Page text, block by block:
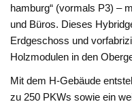
hamburg“ (vormals P3) –
und Büros. Dieses
Erdgeschoss und
Holzmodulen in den
Mit dem H-Gebäude
zu 250 PKWs sowie ein